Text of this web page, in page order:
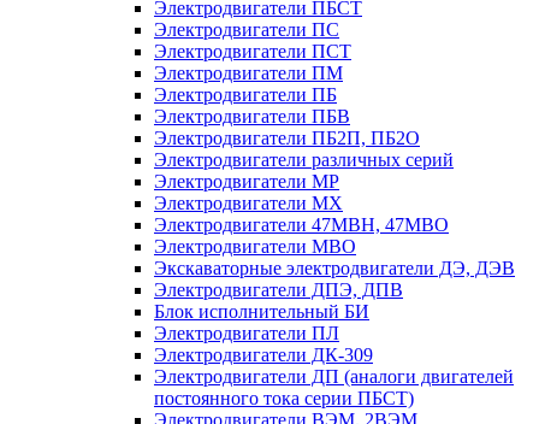
Электродвигатели ПБСТ
Электродвигатели ПС
Электродвигатели ПСТ
Электродвигатели ПМ
Электродвигатели ПБ
Электродвигатели ПБВ
Электродвигатели ПБ2П, ПБ2О
Электродвигатели различных серий
Электродвигатели МР
Электродвигатели MX
Электродвигатели 47MBH, 47МВО
Электродвигатели MBO
Экскаваторные электродвигатели ДЭ, ДЭВ
Электродвигатели ДПЭ, ДПВ
Блок исполнительный БИ
Электродвигатели ПЛ
Электродвигатели ДК-309
Электродвигатели ДП (аналоги двигателей
постоянного тока серии ПБСТ)
Электродвигатели ВЭМ, 2ВЭМ